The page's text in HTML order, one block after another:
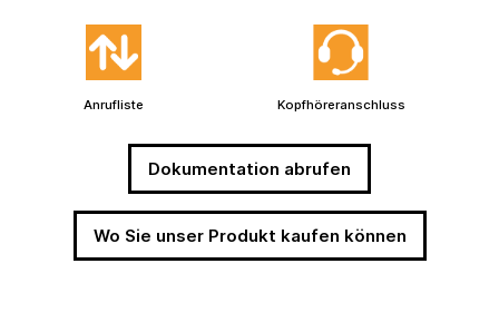
Anrufliste Kopfhöreranschluss
Dokumentation abrufen
Wo Sie unser Produkt kaufen können